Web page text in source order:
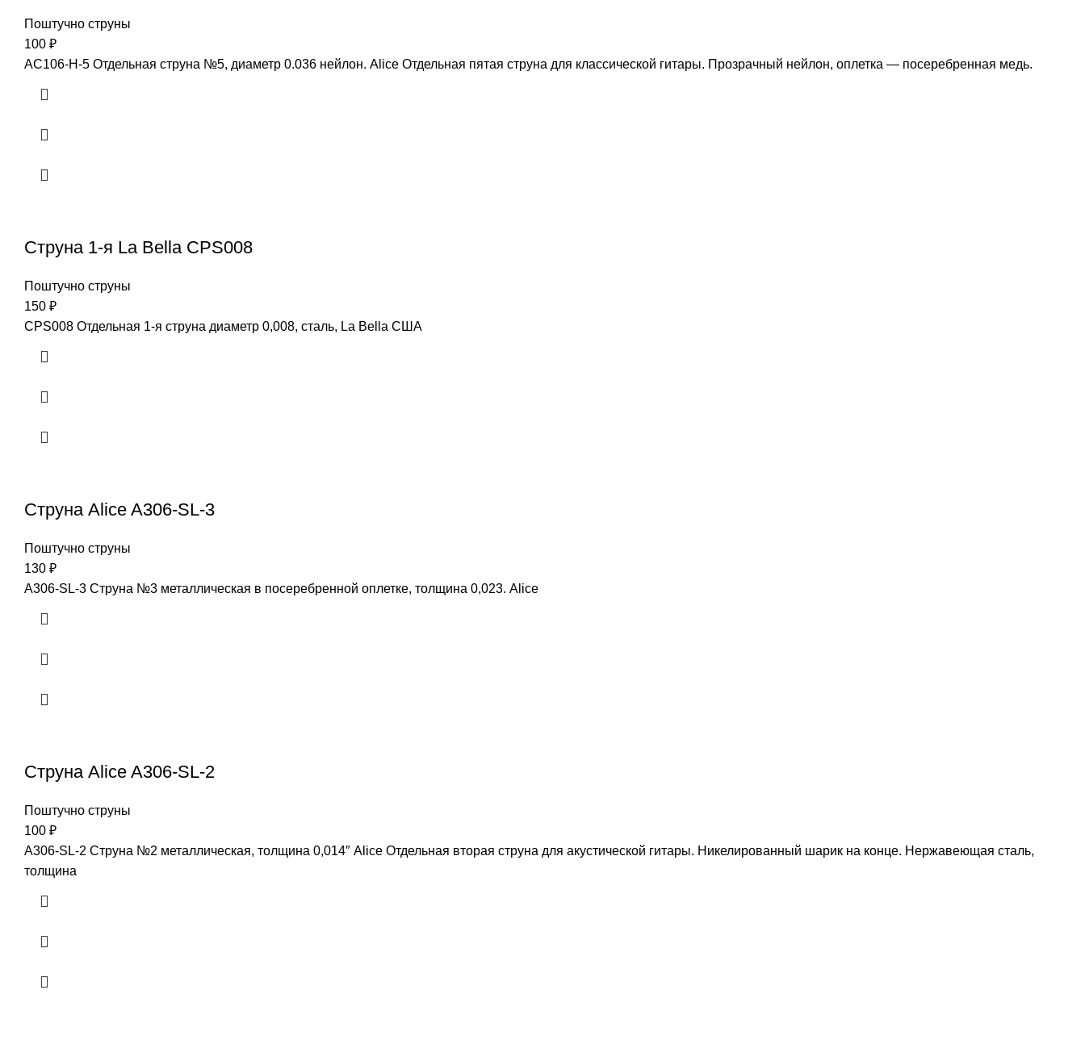
Поштучно струны
100 ₽
AC106-H-5 Отдельная струна №5, диаметр 0.036 нейлон. Alice Отдельная пятая струна для классической гитары. Прозрачный нейлон, оплетка — посеребренная медь.
Струна 1-я La Bella CPS008
Поштучно струны
150 ₽
CPS008 Отдельная 1-я струна диаметр 0,008, сталь, La Bella США
Струна Alice A306-SL-3
Поштучно струны
130 ₽
A306-SL-3 Струна №3 металлическая в посеребренной оплетке, толщина 0,023. Alice
Струна Alice A306-SL-2
Поштучно струны
100 ₽
A306-SL-2 Струна №2 металлическая, толщина 0,014″ Alice Отдельная вторая струна для акустической гитары. Никелированный шарик на конце. Нержавеющая сталь,
толщина